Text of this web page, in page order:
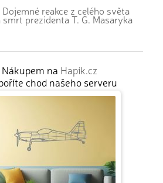
Dojemné reakce z celého světa
smrt prezidenta T. G. Masaryka
Nákupem na Hapík.cz
chod našeho serveru